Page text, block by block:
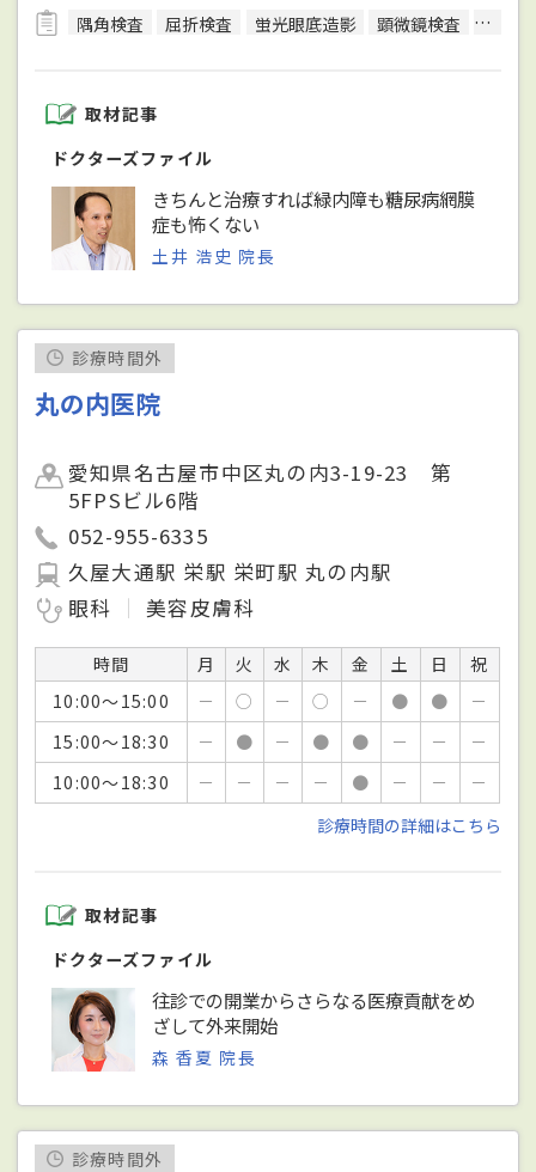
隅角検査 屈折検査 蛍光眼底造影 顕微鏡検査 光干
取材記事
ドクターズファイル
きちんと治療すれば緑内障も糖尿病網膜
症も怖くない
土井 浩史 院長
診療時間外
丸の内医院
愛知県名古屋市中区丸の内3-19-23 第
5FPSビル6階
052-955-6335
久屋大通駅 栄駅 栄町駅 丸の内駅
眼科
美容皮膚科
時間 月 火 水 木 金 土 日
祝
10:00～15:00
－ ○ － ○ － ● ●
－
15:00～18:30
－ ● － ● ● － －
－
10:00～18:30
－ － － － ● － －
－
診療時間の詳細はこちら
取材記事
ドクターズファイル
往診での開業からさらなる医療貢献をめ
ざして外来開始
森 香夏 院長
診療時間外